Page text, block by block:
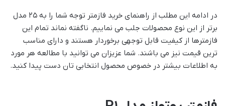
در ادامه این مطلب از راهنمای خرید فازمتر توجه شما را به ۲۵ مدل
برتر از این نوع محصولات جلب می نماییم. ناگفته نماند تمام این
فازمترها از کیفیت قابل توجهی برخوردار هستند و دارای مناسب
ترین قیمت نیز می باشند. شما عزیزان می توانید با مطالعه هر مورد
به اطلاعات بیشتر در خصوص محصول انتخابی تان دست پیدا کنید.